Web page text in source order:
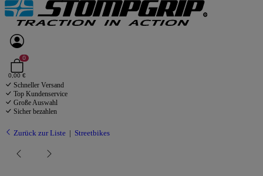
0
0,00 €
Schneller Versand
Top Kundenservice
Große Auswahl
Sicher bezahlen
Zurück zur Liste Streetbikes